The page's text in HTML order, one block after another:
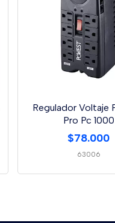
Regulador Voltaje
Pro Pc 1000
$78.000
63006